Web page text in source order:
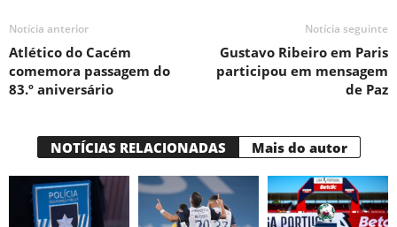
Notícia anterior
Atlético do Cacém
comemora passagem do
83.º aniversário
Notícia seguinte
Gustavo Ribeiro em Paris
participou em mensagem
de Paz
NOTÍCIAS RELACIONADAS Mais do autor